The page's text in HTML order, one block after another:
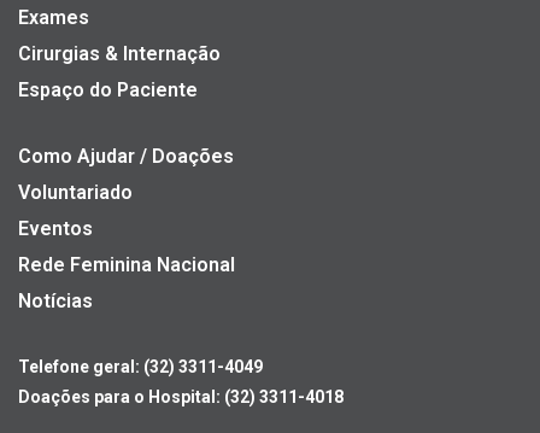
Exames
Cirurgias & Internação
Espaço do Paciente
Como Ajudar / Doações
Voluntariado
Eventos
Rede Feminina Nacional
Notícias
Telefone geral: (32) 3311-4049
Doações para o Hospital: (32) 3311-4018